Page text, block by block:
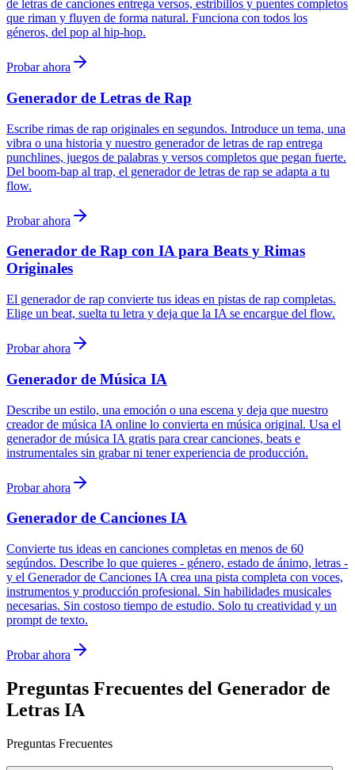
de letras de canciones entrega versos, estribillos y puentes completos
que riman y fluyen de forma natural. Funciona con todos los
géneros, del pop al hip-hop.
Probar ahora
Generador de Letras de Rap
Escribe rimas de rap originales en segundos. Introduce un tema, una
vibra o una historia y nuestro generador de letras de rap entrega
punchlines, juegos de palabras y versos completos que pegan fuerte.
Del boom-bap al trap, el generador de letras de rap se adapta a tu
flow.
Probar ahora
Generador de Rap con IA para Beats y Rimas
Originales
El generador de rap convierte tus ideas en pistas de rap completas.
Elige un beat, suelta tu letra y deja que la IA se encargue del flow.
Probar ahora
Generador de Música IA
Describe un estilo, una emoción o una escena y deja que nuestro
creador de música IA online lo convierta en música original. Usa el
generador de música IA gratis para crear canciones, beats e
instrumentales sin grabar ni tener experiencia de producción.
Probar ahora
Generador de Canciones IA
Convierte tus ideas en canciones completas en menos de 60
segúndos. Describe lo que quieres - género, estado de ánimo, letras -
y el Generador de Canciones IA crea una pista completa con voces,
instrumentos y producción profesional. Sin habilidades musicales
necesarias. Sin costoso tiempo de estudio. Solo tu creatividad y un
prompt de texto.
Probar ahora
Preguntas Frecuentes del Generador de
Letras IA
Preguntas Frecuentes